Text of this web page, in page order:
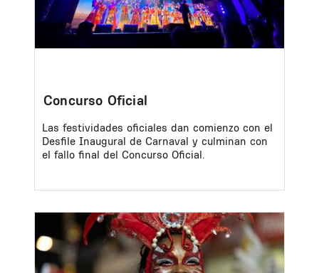
Concurso Oficial
Las festividades oficiales dan comienzo con el
Desfile Inaugural de Carnaval y culminan con
el fallo final del Concurso Oficial.